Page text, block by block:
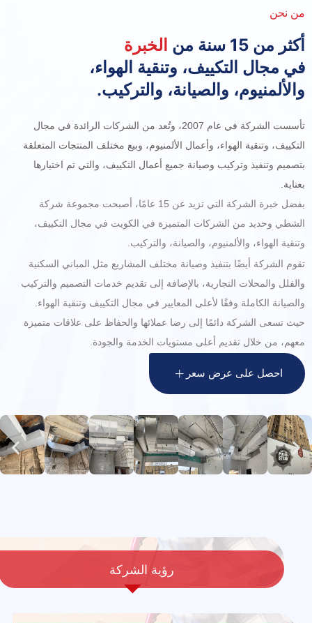
من نحن
أكثر من 15 سنة من
الخبرة
في مجال التكييف، وتنقية الهواء،
والألمنيوم، والصيانة، والتركيب.
تأسست الشركة في عام 2007، وتُعد من الشركات الرائدة في مجال
التكييف، وتنقية الهواء، وأعمال الألمنيوم، وبيع مختلف المنتجات المتعلقة
بتصميم وتنفيذ وتركيب وصيانة جميع أعمال التكييف، والتي تم اختيارها
بعناية.
بفضل خبرة الشركة التي تزيد عن 15 عامًا، أصبحت مجموعة شركة
الشطي وحديد من الشركات المتميزة في الكويت في مجال التكييف،
وتنقية الهواء، والألمنيوم، والصيانة، والتركيب.
تقوم الشركة أيضًا بتنفيذ وصيانة مختلف المشاريع مثل المباني السكنية
والفلل والمحلات التجارية، بالإضافة إلى تقديم خدمات التصميم والتركيب
والصيانة الكاملة وفقًا لأعلى المعايير في مجال التكييف وتنقية الهواء.
حيث تسعى الشركة دائمًا إلى رضا عملائها والحفاظ على علاقات متميزة
معهم، من خلال تقديم أعلى مستويات الخدمة والجودة.
احصل على عرض سعر
رؤية الشركة